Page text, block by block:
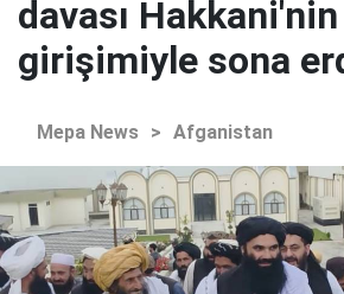
davası Hakkani'nin
girişimiyle sona
Mepa News > Afganistan